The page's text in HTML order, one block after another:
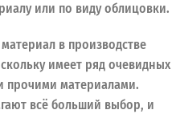
или по виду облицовки.
в производстве
имеет ряд очевидных
прочими материалами.
всё больший выбор, и